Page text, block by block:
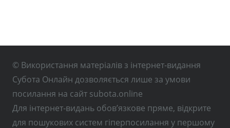
© Використання матеріалів з інтернет-видання
Субота Онлайн дозволяється лише за умови
посилання на сайт subota.online
Для інтернет-видань обов’язкове пряме, відкрите
для пошукових систем гіперпосилання у першому